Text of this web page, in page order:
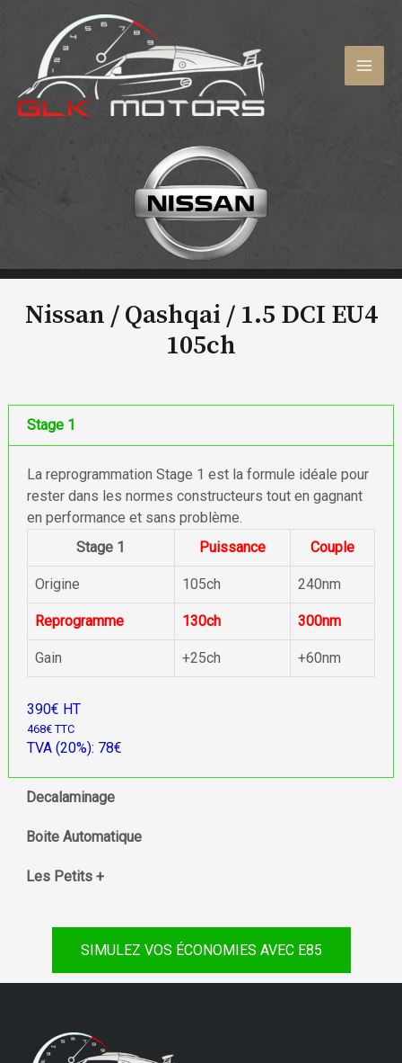
contenu
Nissan / Qashqai / 1.5 DCI EU4
105ch
Stage 1
La reprogrammation Stage 1 est la formule idéale pour
rester dans les normes constructeurs tout en gagnant
en performance et sans problème.
Stage 1
Puissance Couple
Origine 105ch 240nm
Reprogramme 130ch 300nm
Gain +25ch +60nm
390€ HT
468€ TTC
TVA (20%): 78€
Decalaminage
Boite Automatique
Les Petits +
SIMULEZ VOS ÉCONOMIES AVEC E85